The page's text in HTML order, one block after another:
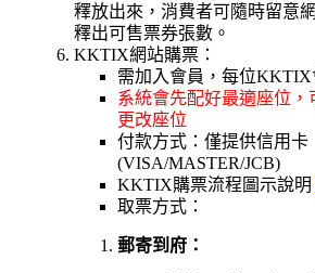
釋放出來，消費者可隨時留意
釋出可售票券張數。
KKTIX網站購票：
需加入會員，每位KKTIX
系統會先配好最適座位，
更改座位
付款方式：僅提供信用卡
(VISA/MASTER/JCB)
KKTIX購票流程圖示說明
取票方式：
郵寄到府：